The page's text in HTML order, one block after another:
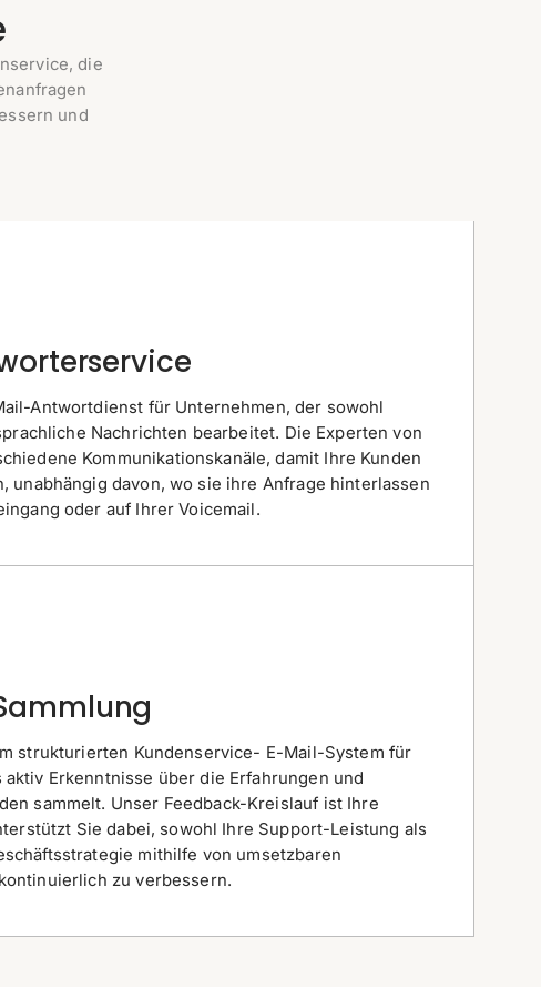
die
und
Antwortdienst für Unternehmen, der sowohl
Nachrichten bearbeitet. Die Experten von
Kommunikationskanäle, damit Ihre Kunden
unabhängig davon, wo sie ihre Anfrage hinterlassen
oder auf Ihrer Voicemail.
strukturierten Kundenservice- E-Mail-System für
aktiv Erkenntnisse über die Erfahrungen und
sammelt. Unser Feedback-Kreislauf ist Ihre
Sie dabei, sowohl Ihre Support-Leistung als
mithilfe von umsetzbaren
zu verbessern.